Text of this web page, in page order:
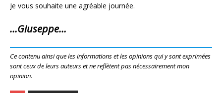
Je vous souhaite une agréable journée.
…Giuseppe…
Ce contenu ainsi que les informations et les opinions qui y sont exprimées
sont ceux de leurs auteurs et ne reflètent pas nécessairement mon
opinion.